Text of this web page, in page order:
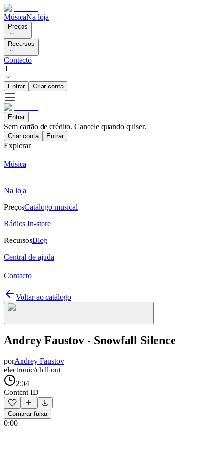
MúsicaNa loja
Preços
Recursos
Contacto
🇵🇹
Entrar Criar conta
Entrar
Sem cartão de crédito. Cancele quando quiser.
Criar conta Entrar
Explorar
Música
Na loja
PreçosCatálogo musical
Rádios In-store
RecursosBlog
Central de ajuda
Contacto
Voltar ao catálogo
Andrey Faustov - Snowfall Silence
porAndrey Faustov
electronic/chill out
2:04
Content ID
Comprar faixa
0:00